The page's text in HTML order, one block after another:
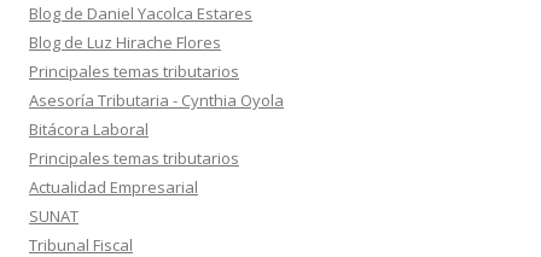
Blog de Daniel Yacolca Estares
Blog de Luz Hirache Flores
Principales temas tributarios
Asesoría Tributaria - Cynthia Oyola
Bitácora Laboral
Principales temas tributarios
Actualidad Empresarial
SUNAT
Tribunal Fiscal